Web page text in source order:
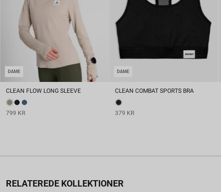
DAME
CLEAN FLOW LONG SLEEVE
799 KR
DAME
CLEAN COMBAT SPORTS BRA
379 KR
RELATEREDE KOLLEKTIONER